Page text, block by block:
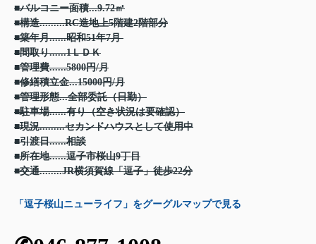
■バルコニー面積...9.72㎡
■構造.........RC造地上5階建2階部分
■築年月......昭和51年7月
■間取り......1ＬＤＫ
■管理費......5800円/月
■修繕積立金...15000円/月
■管理形態...全部委託（日勤）
■駐車場......有り（空き状況は要確認）
■現況.........セカンドハウスとして使用中
■引渡日......相談
■所在地......逗子市桜山9丁目
■交通........JR横須賀線「逗子」徒歩22分
「逗子桜山ニューライフ」をグーグルマップで見る